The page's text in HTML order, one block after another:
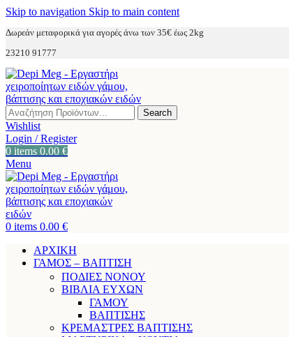
Skip to navigation Skip to main content
Δωρεάν μεταφορικά για αγορές άνω των 35€ έως 2kg
23210 91777
Search
Wishlist
Login / Register
0 items 0.00 €
Menu
0 items 0.00 €
ΑΡΧΙΚΗ
ΓΑΜΟΣ – ΒΑΠΤΙΣΗ
ΠΟΔΙΕΣ ΝΟΝΟΥ
ΒΙΒΛΙΑ ΕΥΧΩΝ
ΓΑΜΟΥ
ΒΑΠΤΙΣΗΣ
ΚΡΕΜΑΣΤΡΕΣ ΒΑΠΤΙΣΗΣ